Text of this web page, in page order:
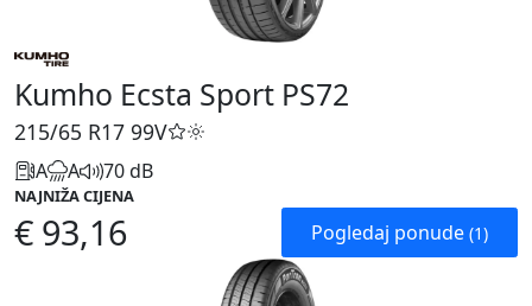
Kumho Ecsta Sport PS72
215/65 R17 99V
A A 70 dB
NAJNIŽA CIJENA
€ 93,16 Pogledaj ponude (1)